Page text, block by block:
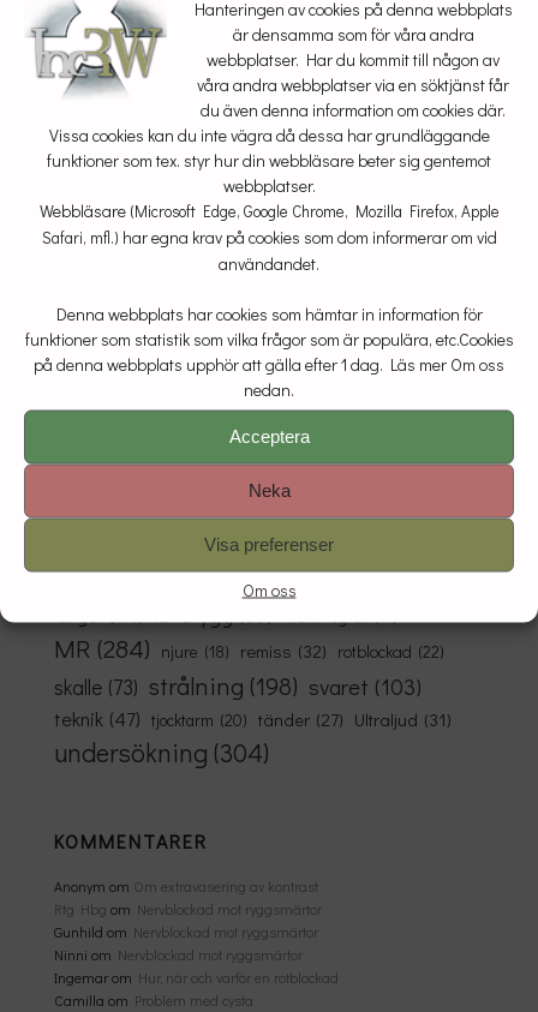
Hanteringen av cookies på denna webbplats
är densamma som för våra andra
webbplatser. Har du kommit till någon av
våra andra webbplatser via en söktjänst får
du även denna information om cookies där.
Vissa cookies kan du inte vägra då dessa har grundläggande
funktioner som tex. styr hur din webbläsare beter sig gentemot
webbplatser.
Webbläsare (Microsoft Edge, Google Chrome, Mozilla Firefox, Apple
Safari, mfl.) har egna krav på cookies som dom informerar om vid
användandet.
Denna webbplats har cookies som hämtar in information för
funktioner som statistik som vilka frågor som är populära, etc.Cookies
på denna webbplats upphör att gälla efter 1 dag. Läs mer Om oss
nedan.
Acceptera
Neka
Visa preferenser
Om oss
Vid akuta besvär
Har du akut sjukdom eller akuta besvär ska du kontakta din
rådgivningen på telefon 1177!
DE VANLIGASTE FRÅGORNA HANDLADE
bilder
blodkärl (25) blyskydd (32) cancer (24) CT(242)
förberedelser (24) graviditet
komplikation
lungor (44) ländrygg (69) mammografi (17)
MR (284) njure (18) remiss (32) rotblockad (22)
skalle (73) strålning (198) svaret (103)
teknik (47) tjocktarm (20) tänder (27) Ultraljud (31)
undersökning (304)
KOMMENTARER
Anonym om Om extravasering av kontrast
Rtg Hbg om Nervblockad mot ryggsmärtor
Gunhild om Nervblockad mot ryggsmärtor
Ninni om Nervblockad mot ryggsmärtor
Ingemarom Hur, när och varför en rotblockad
Camilla om Problem med cysta